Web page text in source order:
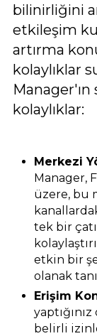
bilinirliğini
etkileşim
artırma
kolaylıklar
kolaylıklar:
Merkezi
Manager,
üzere, bu
tek bir
etkin bir
olanak
Erişim
belirli